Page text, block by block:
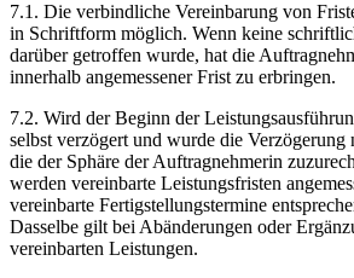
7.1. Die verbindliche Vereinbarung von
in Schriftform möglich. Wenn keine
darüber getroffen wurde, hat die
innerhalb angemessener Frist zu erbringen.
7.2. Wird der Beginn der
selbst verzögert und wurde die Verzögerung
die der Sphäre der Auftragnehmerin
werden vereinbarte Leistungsfristen
vereinbarte Fertigstellungstermine
Dasselbe gilt bei Abänderungen oder
vereinbarten Leistungen.